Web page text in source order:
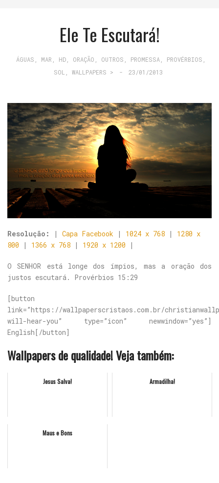
Ele Te Escutará!
ÁGUAS, MAR HD, ORAÇÃO OUTROS PROMESSA, PROVÉRBIOS
SOL
WALLPAPERS > - 23/01/2013
Resolução: | Capa Facebook | 1024 x 768 | 1280 x
800 | 1366 x 768 | 1920 x 1200 |
O SENHOR está longe dos ímpios, mas a oração dos
justos escutará. Provérbios 15:29
[button
link=”https://wallpaperscristaos.com.br/
will-hear-you” type=”icon” newwindow=”yes”]
English[/button]
Wallpapers de qualidade! Veja também:
Jesus Salva! Armadilha!
Maus e Bons